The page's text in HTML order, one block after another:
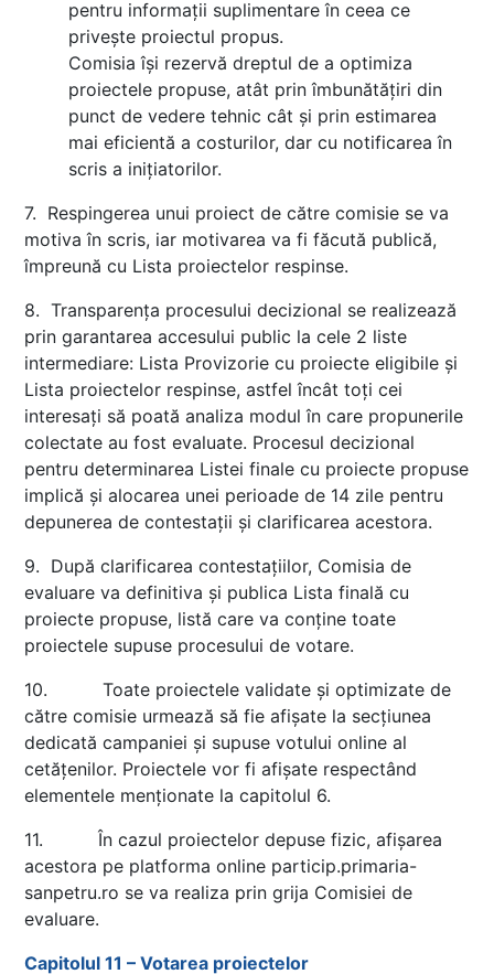
pentru informații suplimentare în ceea ce
privește proiectul propus.
Comisia își rezervă dreptul de a optimiza
proiectele propuse, atât prin îmbunătățiri din
punct de vedere tehnic cât și prin estimarea
mai eficientă a costurilor, dar cu notificarea în
scris a inițiatorilor.
7. Respingerea unui proiect de către comisie se va
motiva în scris, iar motivarea va fi făcută publică,
împreună cu Lista proiectelor respinse.
8. Transparența procesului decizional se realizează
prin garantarea accesului public la cele 2 liste
intermediare: Lista Provizorie cu proiecte eligibile și
Lista proiectelor respinse, astfel încât toți cei
interesați să poată analiza modul în care propunerile
colectate au fost evaluate. Procesul decizional
pentru determinarea Listei finale cu proiecte propuse
implică și alocarea unei perioade de 14 zile pentru
depunerea de contestații și clarificarea acestora.
9. După clarificarea contestațiilor, Comisia de
evaluare va definitiva și publica Lista finală cu
proiecte propuse, listă care va conține toate
proiectele supuse procesului de votare.
10. Toate proiectele validate și optimizate de
către comisie urmează să fie afișate la secțiunea
dedicată campaniei și supuse votului online al
cetățenilor. Proiectele vor fi afișate respectând
elementele menționate la capitolul 6.
11. În cazul proiectelor depuse fizic, afișarea
acestora pe platforma online particip.primaria-
sanpetru.ro se va realiza prin grija Comisiei de
evaluare.
Capitolul 11 – Votarea proiectelor